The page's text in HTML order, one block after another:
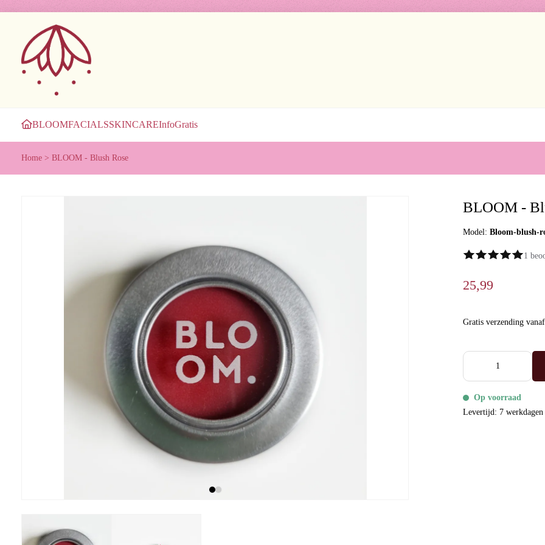
BLOOMFACIALSSKINCAREInfoGratis
Home > BLOOM - Blush Rose
BLOOM -
Model:Bloom-blush-
1
25,99
Gratis verzending
Op voorraad
Levertijd: 7 werkdagen